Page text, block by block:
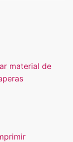
material de